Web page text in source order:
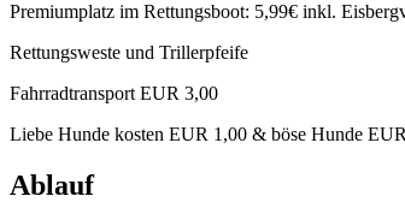
Premiumplatz im Rettungsboot: 5,99€ inkl.
Rettungsweste und Trillerpfeife
Fahrradtransport EUR 3,00
Liebe Hunde kosten EUR 1,00 & böse Hunde
Ablauf